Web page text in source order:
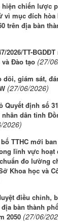
chiến lược
mục đích hòa
trên địa bàn
TT-BGDĐT
Đào tạo (27/
dõi, giám sát,
(27/06/2026)
định số
nhân dân tỉnh
2026)
TTHC mới
lĩnh vực hoạt
đo lường
Khoa học và
điều chỉnh,
bàn thành
2050 (27/06/